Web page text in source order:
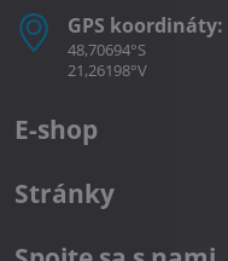
GPS koordináty:
48,70694°S
21,26198°V
E-shop
Stránky